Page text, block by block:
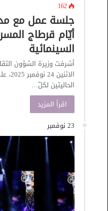
162
جلسة عمل مع
أيّام قرطاج
السينمائية
أشرفت وزيرة الشؤون
الحاليتين لكلّ…
اقرأ المزيد
23 نوفمبر